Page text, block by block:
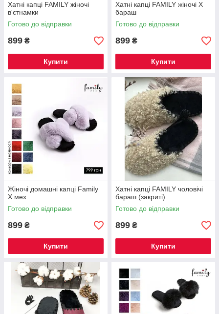
Хатні капці FAMILY жіночі
в'єтнамки
Готово до відправки
899 ₴
Купити
Хатні капці FAMILY жіночі Х
бараш
Готово до відправки
899 ₴
Купити
Жіночі домашні капці Family
Х мех
Готово до відправки
899 ₴
Купити
Хатні капці FAMILY чоловічі
бараш (закриті)
Готово до відправки
899 ₴
Купити